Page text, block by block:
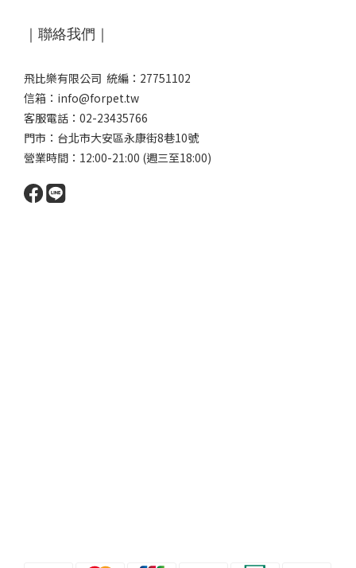
｜聯絡我們｜
飛比樂有限公司 統編：27751102
信箱：info@forpet.tw
客服電話：02-23435766
門市： 台北市大安區永康街8巷10號
營業時間：12:00-21:00 (週三至18:00)